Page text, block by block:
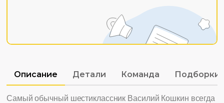
Описание Детали Команда Подборки
Самый обычный шестиклассник Василий Кошкин всегда